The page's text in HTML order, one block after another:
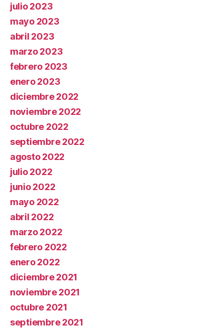
julio 2023
mayo 2023
abril 2023
marzo 2023
febrero 2023
enero 2023
diciembre 2022
noviembre 2022
octubre 2022
septiembre 2022
agosto 2022
julio 2022
junio 2022
mayo 2022
abril 2022
marzo 2022
febrero 2022
enero 2022
diciembre 2021
noviembre 2021
octubre 2021
septiembre 2021